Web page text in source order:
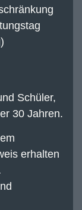
Schüler,
30 Jahren.
erhalten